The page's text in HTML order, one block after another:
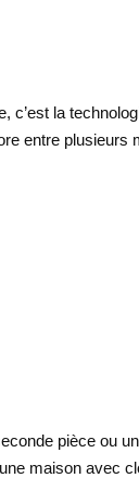
la
entre
pièce ou
maison avec